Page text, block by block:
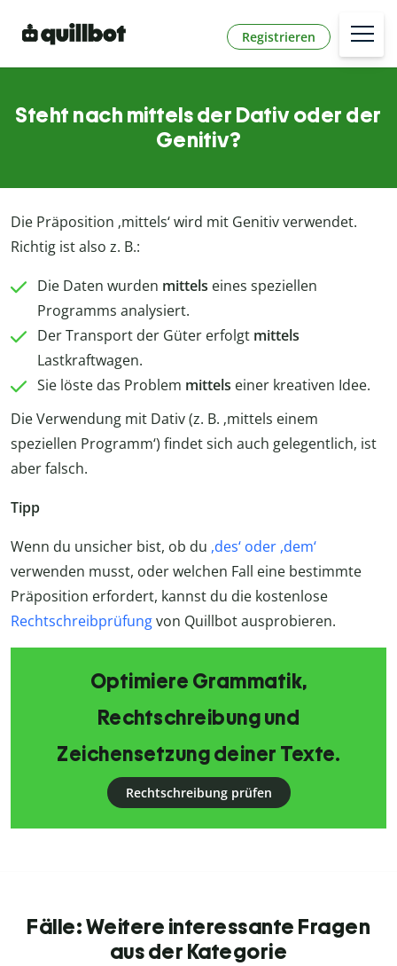
Registrieren
Steht nach mittels der Dativ oder der
Genitiv?
Die Präposition ‚mittels‘ wird mit Genitiv verwendet.
Richtig ist also z. B.:
Die Daten wurden mittels eines speziellen
Programms analysiert.
Der Transport der Güter erfolgt mittels
Lastkraftwagen.
Sie löste das Problem mittels einer kreativen Idee.
Die Verwendung mit Dativ (z. B. ‚mittels einem
speziellen Programm‘) findet sich auch gelegentlich, ist
aber falsch.
Tipp
Wenn du unsicher bist, ob du ,des‘ oder ,dem‘
verwenden musst, oder welchen Fall eine bestimmte
Präposition erfordert, kannst du die kostenlose
Rechtschreibprüfungvon Quillbot ausprobieren.
Optimiere Grammatik,
Rechtschreibung und
Zeichensetzung deiner Texte.
Rechtschreibung prüfen
Fälle: Weitere interessante Fragen
aus der Kategorie